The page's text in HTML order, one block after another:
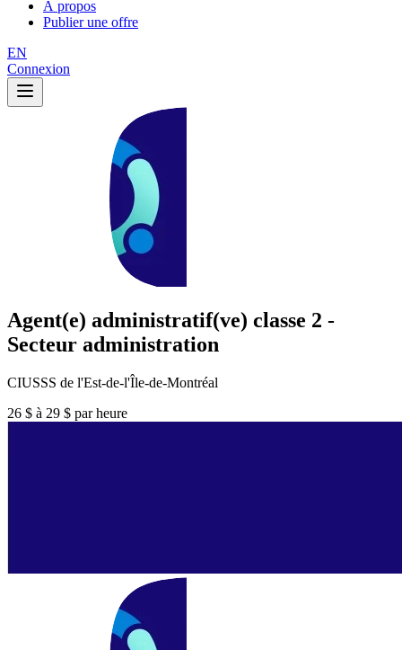
À propos
Publier une offre
EN
Connexion
Agent(e) administratif(ve) classe 2 -
Secteur administration
CIUSSS de l'Est-de-l'Île-de-Montréal
26 $ à 29 $ par heure